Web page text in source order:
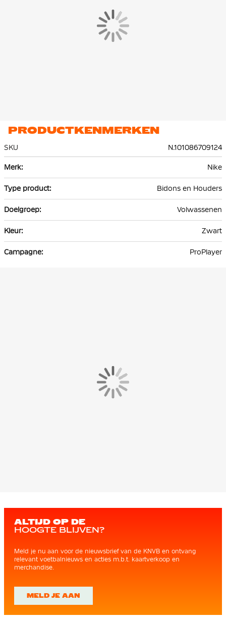
PRODUCTKENMERKEN
SKU
N.101086709124
informatie
Nike
Bidons en Houders
Volwassenen
Zwart
ProPlayer
ALTIJD OP DE
HOOGTE BLIJVEN?
Meld je nu aan voor de nieuwsbrief van de KNVB en ontvang
relevant voetbalnieuws en acties m.b.t. kaartverkoop en
merchandise.
MELD JE AAN